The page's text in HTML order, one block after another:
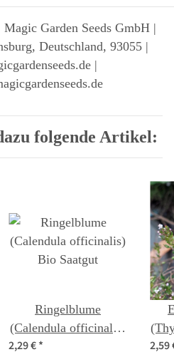
Garden Seeds GmbH |
Deutschland, 93055 |
|
folgende Artikel:
Ringelblume
(Calendula officinalis)
Bio Saatgut
2,29 €* 2,59